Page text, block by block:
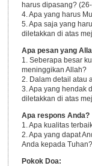
harus dipasang?
4. Apa yang harus
5. Apa saja yang
diletakkan di atas
Apa pesan yang
1. Seberapa besar
meninggikan Allah?
2. Dalam detail atau
3. Apa yang hendak
diletakkan di atas
Apa respons Anda?
1. Apa kualitas
2. Apa yang dapat
Anda kepada Tuhan?
Pokok Doa: